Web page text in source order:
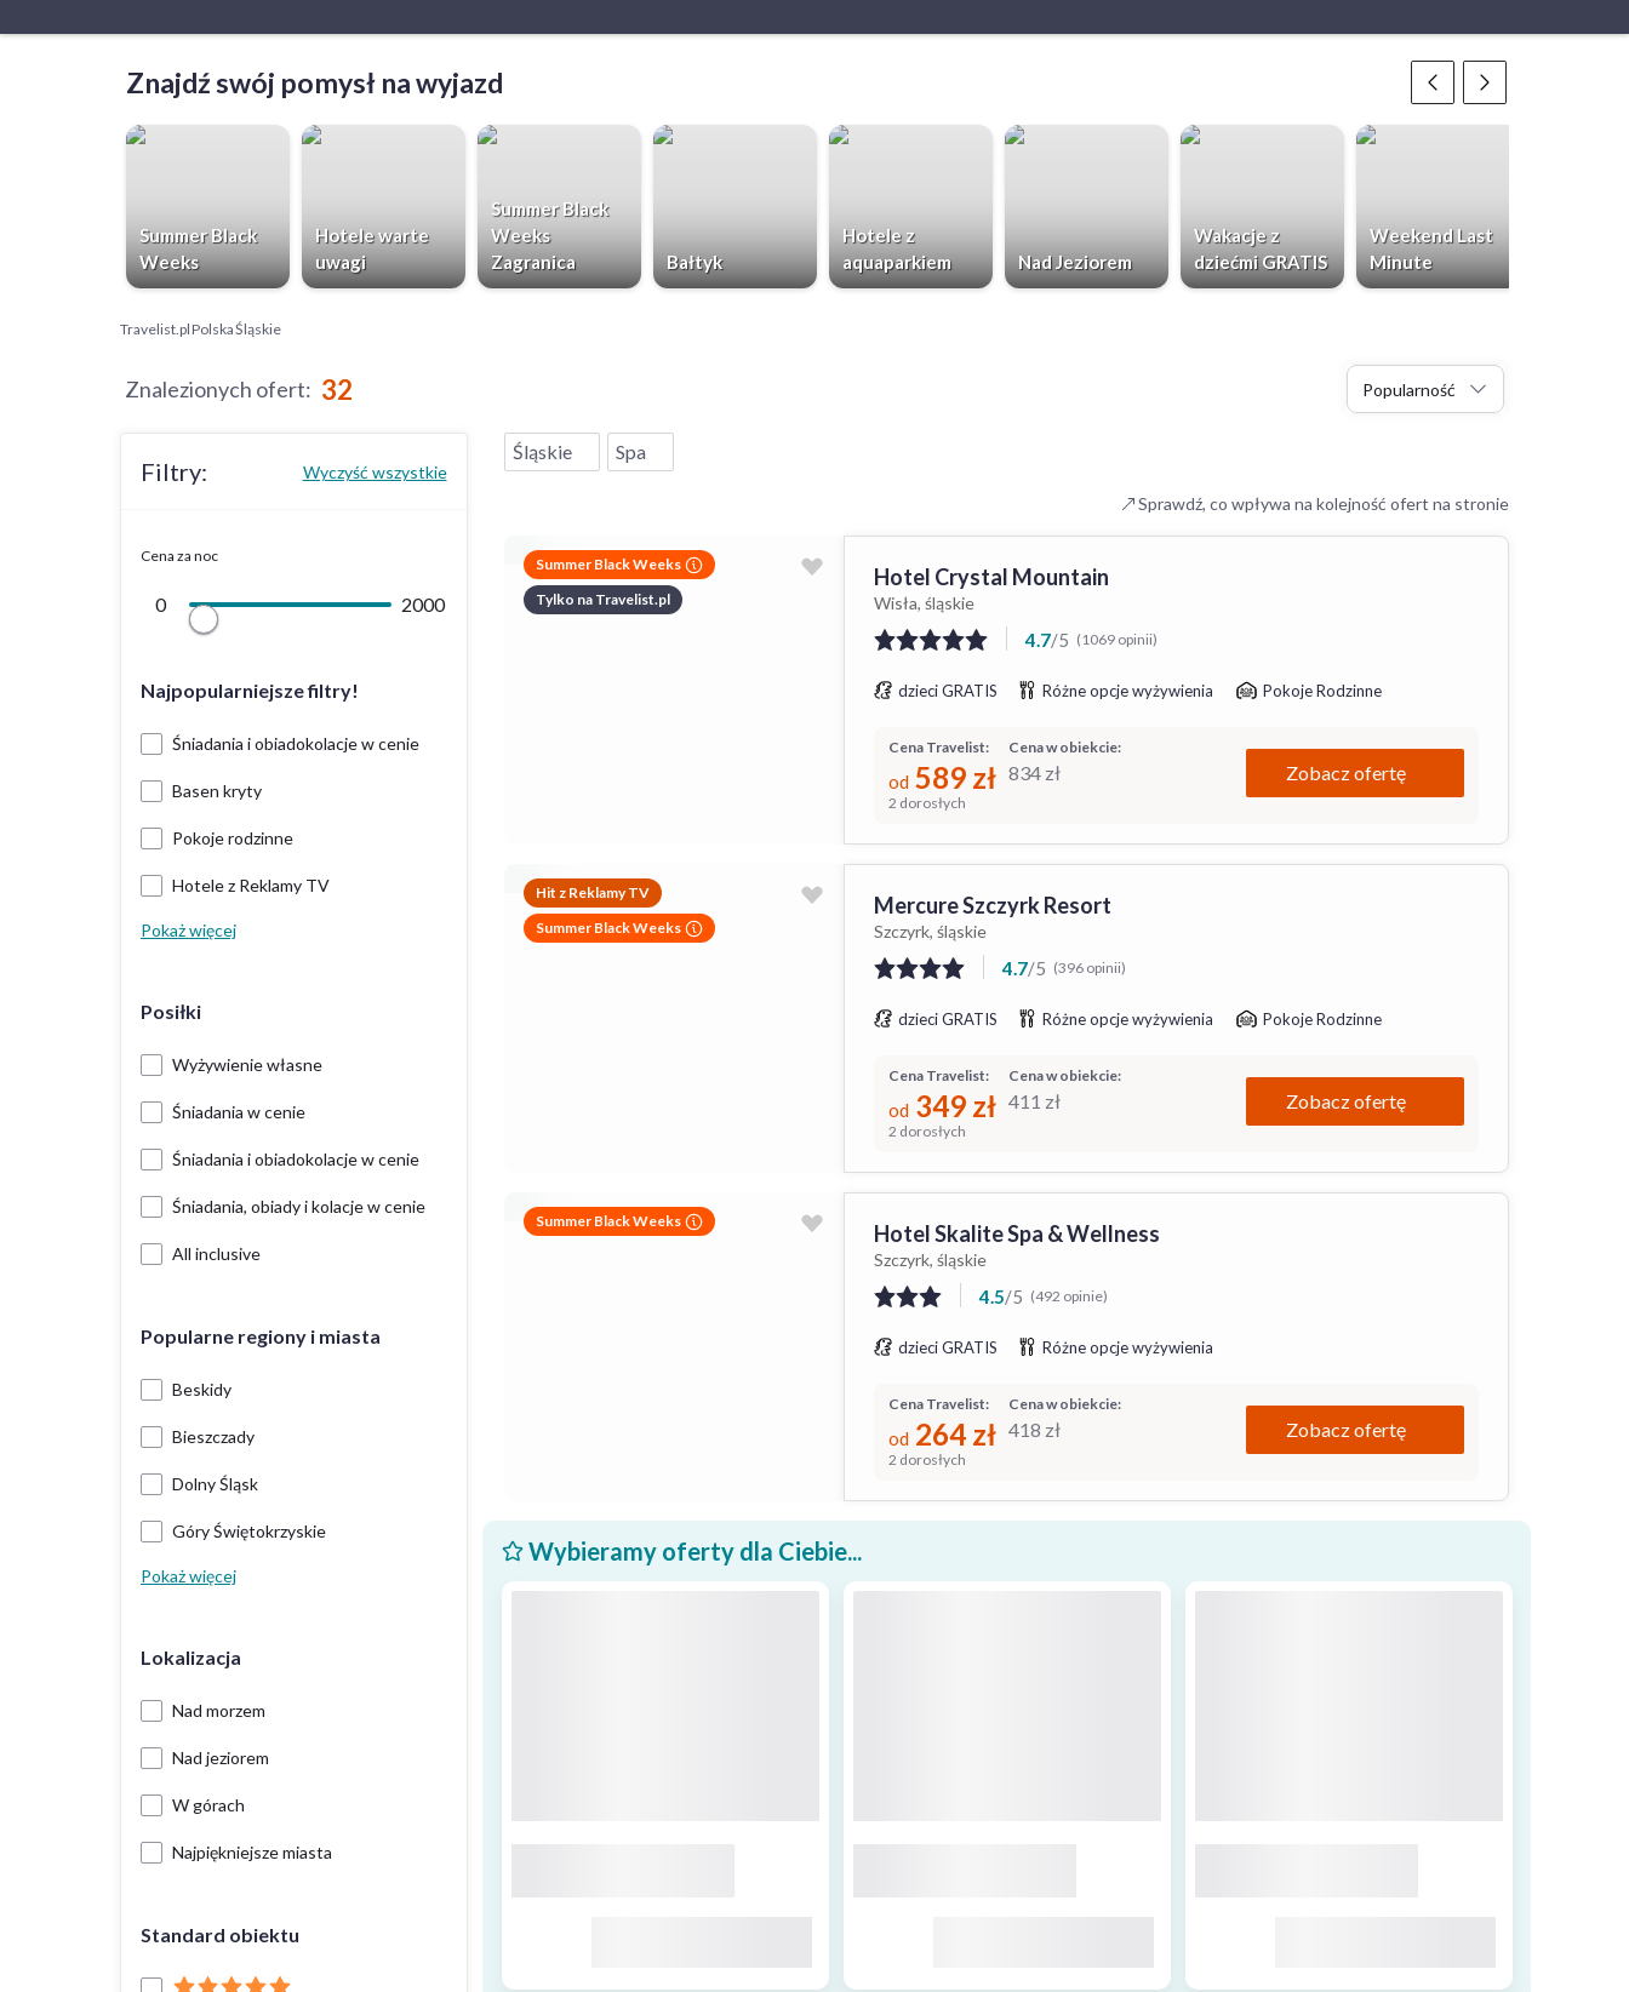
Znajdź swój pomysł na wyjazd
Summer Black
Weeks
Hotele warte
uwagi
Summer Black
Weeks
Zagranica
Bałtyk
Hotele z
aquaparkiem
Nad Jeziorem
Wakacje z
dziećmi GRATIS
Weekend Last
Minute
Travelist.plPolskaŚląskie
Znalezionych ofert: 32 Popularność
Filtry: Wyczyść wszystkie
Cena za noc
0 2000
Najpopularniejsze filtry!
Śniadania i obiadokolacje w cenie
Basen kryty
Pokoje rodzinne
Hotele z Reklamy TV
Pokaż więcej
Posiłki
Wyżywienie własne
Śniadania w cenie
Śniadania i obiadokolacje w cenie
Śniadania, obiady i kolacje w cenie
All inclusive
Popularne regiony i miasta
Beskidy
Bieszczady
Dolny Śląsk
Góry Świętokrzyskie
Pokaż więcej
Lokalizacja
Nad morzem
Nad jeziorem
W górach
Najpiękniejsze miasta
Standard obiektu
Śląskie Spa
Sprawdź, co wpływa na kolejność ofert na stronie
Summer Black Weeks
Tylko na Travelist.pl
Hotel Crystal Mountain
Wisła, śląskie
4.7/5 (1069 opinii)
dzieci GRATIS Różne opcje wyżywienia Pokoje Rodzinne
Cena w obiekcie:
834 zł
Cena Travelist:
od 589 zł
2 dorosłych
Zobacz ofertę
Hit z Reklamy TV
Summer Black Weeks
Mercure Szczyrk Resort
Szczyrk, śląskie
4.7/5 (396 opinii)
dzieci GRATIS Różne opcje wyżywienia Pokoje Rodzinne
Cena w obiekcie:
411 zł
Cena Travelist:
od 349 zł
2 dorosłych
Zobacz ofertę
Summer Black Weeks Hotel Skalite Spa & Wellness
Szczyrk, śląskie
4.5/5 (492 opinie)
dzieci GRATIS Różne opcje wyżywienia
Cena w obiekcie:
418 zł
Cena Travelist:
od 264 zł
2 dorosłych
Zobacz ofertę
Wybieramy oferty dla Ciebie...